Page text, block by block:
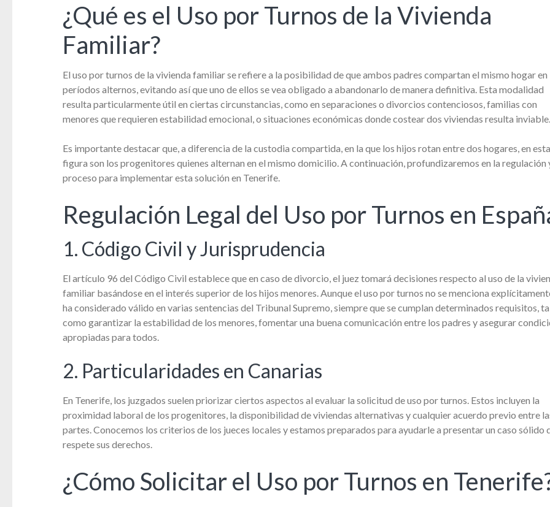
¿Qué es el Uso por Turnos de la Vivienda
Familiar?
El uso por turnos de la vivienda familiar se refiere a la posibilidad de que ambos padres compartan el mismo hogar en
períodos alternos, evitando así que uno de ellos se vea obligado a abandonarlo de manera definitiva. Esta modalidad
resulta particularmente útil en ciertas circunstancias, como en separaciones o divorcios contenciosos, familias con
menores que requieren estabilidad emocional, o situaciones económicas donde costear dos viviendas resulta inviable.
Es importante destacar que, a diferencia de la custodia compartida, en la que los hijos rotan entre dos hogares, en esta
figura son los progenitores quienes alternan en el mismo domicilio. A continuación, profundizaremos en la regulación
proceso para implementar esta solución en Tenerife.
Regulación Legal del Uso por Turnos en
1. Código Civil y Jurisprudencia
El artículo 96 del Código Civil establece que en caso de divorcio, el juez tomará decisiones respecto al uso de la
familiar basándose en el interés superior de los hijos menores. Aunque el uso por turnos no se menciona
ha considerado válido en varias sentencias del Tribunal Supremo, siempre que se cumplan determinados requisitos,
como garantizar la estabilidad de los menores, fomentar una buena comunicación entre los padres y asegurar
apropiadas para todos.
2. Particularidades en Canarias
En Tenerife, los juzgados suelen priorizar ciertos aspectos al evaluar la solicitud de uso por turnos. Estos incluyen la
proximidad laboral de los progenitores, la disponibilidad de viviendas alternativas y cualquier acuerdo previo entre
partes. Conocemos los criterios de los jueces locales y estamos preparados para ayudarle a presentar un caso sólido
respete sus derechos.
¿Cómo Solicitar el Uso por Turnos en
La Legítima: Sus Derechos como
La Capacidad para Testar: